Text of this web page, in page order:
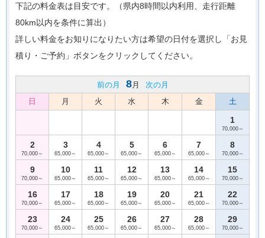
下記の料金表は目安です。（県内8時間以内利用、走行距離
80km以内を条件に算出）
詳しい料金をお知りになりたい方は希望の日付を選択し「お見
積り・ご予約」ボタンをクリックしてください。
前の月 8月
次の月
日
月 火 水 木 金 土
1
70,000～
2
70,000～
3
65,000～
4
65,000～
5
65,000～
6
65,000～
7
65,000～
8
70,000～
9
70,000～
10
65,000～
11
65,000～
12
65,000～
13
65,000～
14
65,000～
15
70,000～
16
70,000～
17
65,000～
18
65,000～
19
65,000～
20
65,000～
21
65,000～
22
70,000～
23
70,000～
24
65,000～
25
65,000～
26
65,000～
27
65,000～
28
65,000～
29
70,000～